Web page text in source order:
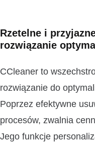
Rzetelne i
rozwiązanie
CCleaner to
rozwiązanie do
Poprzez efektywne
procesów, zwalnia
Jego funkcje